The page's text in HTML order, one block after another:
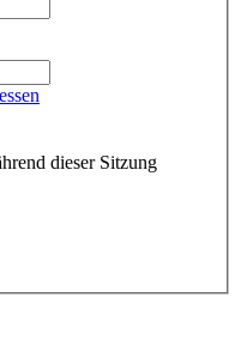
dieser Sitzung